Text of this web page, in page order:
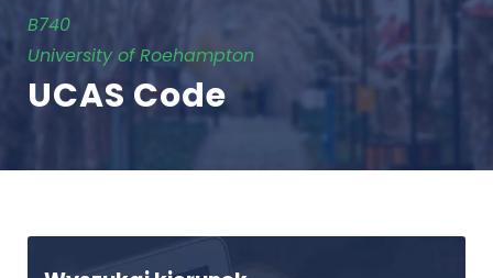
B740
University of Roehampton
UCAS Code